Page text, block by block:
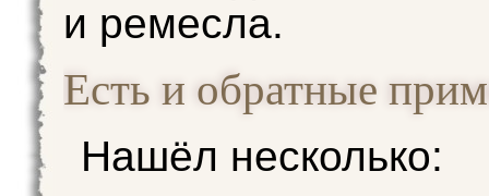
и ремесла.
Есть и обратные
Нашёл несколько: